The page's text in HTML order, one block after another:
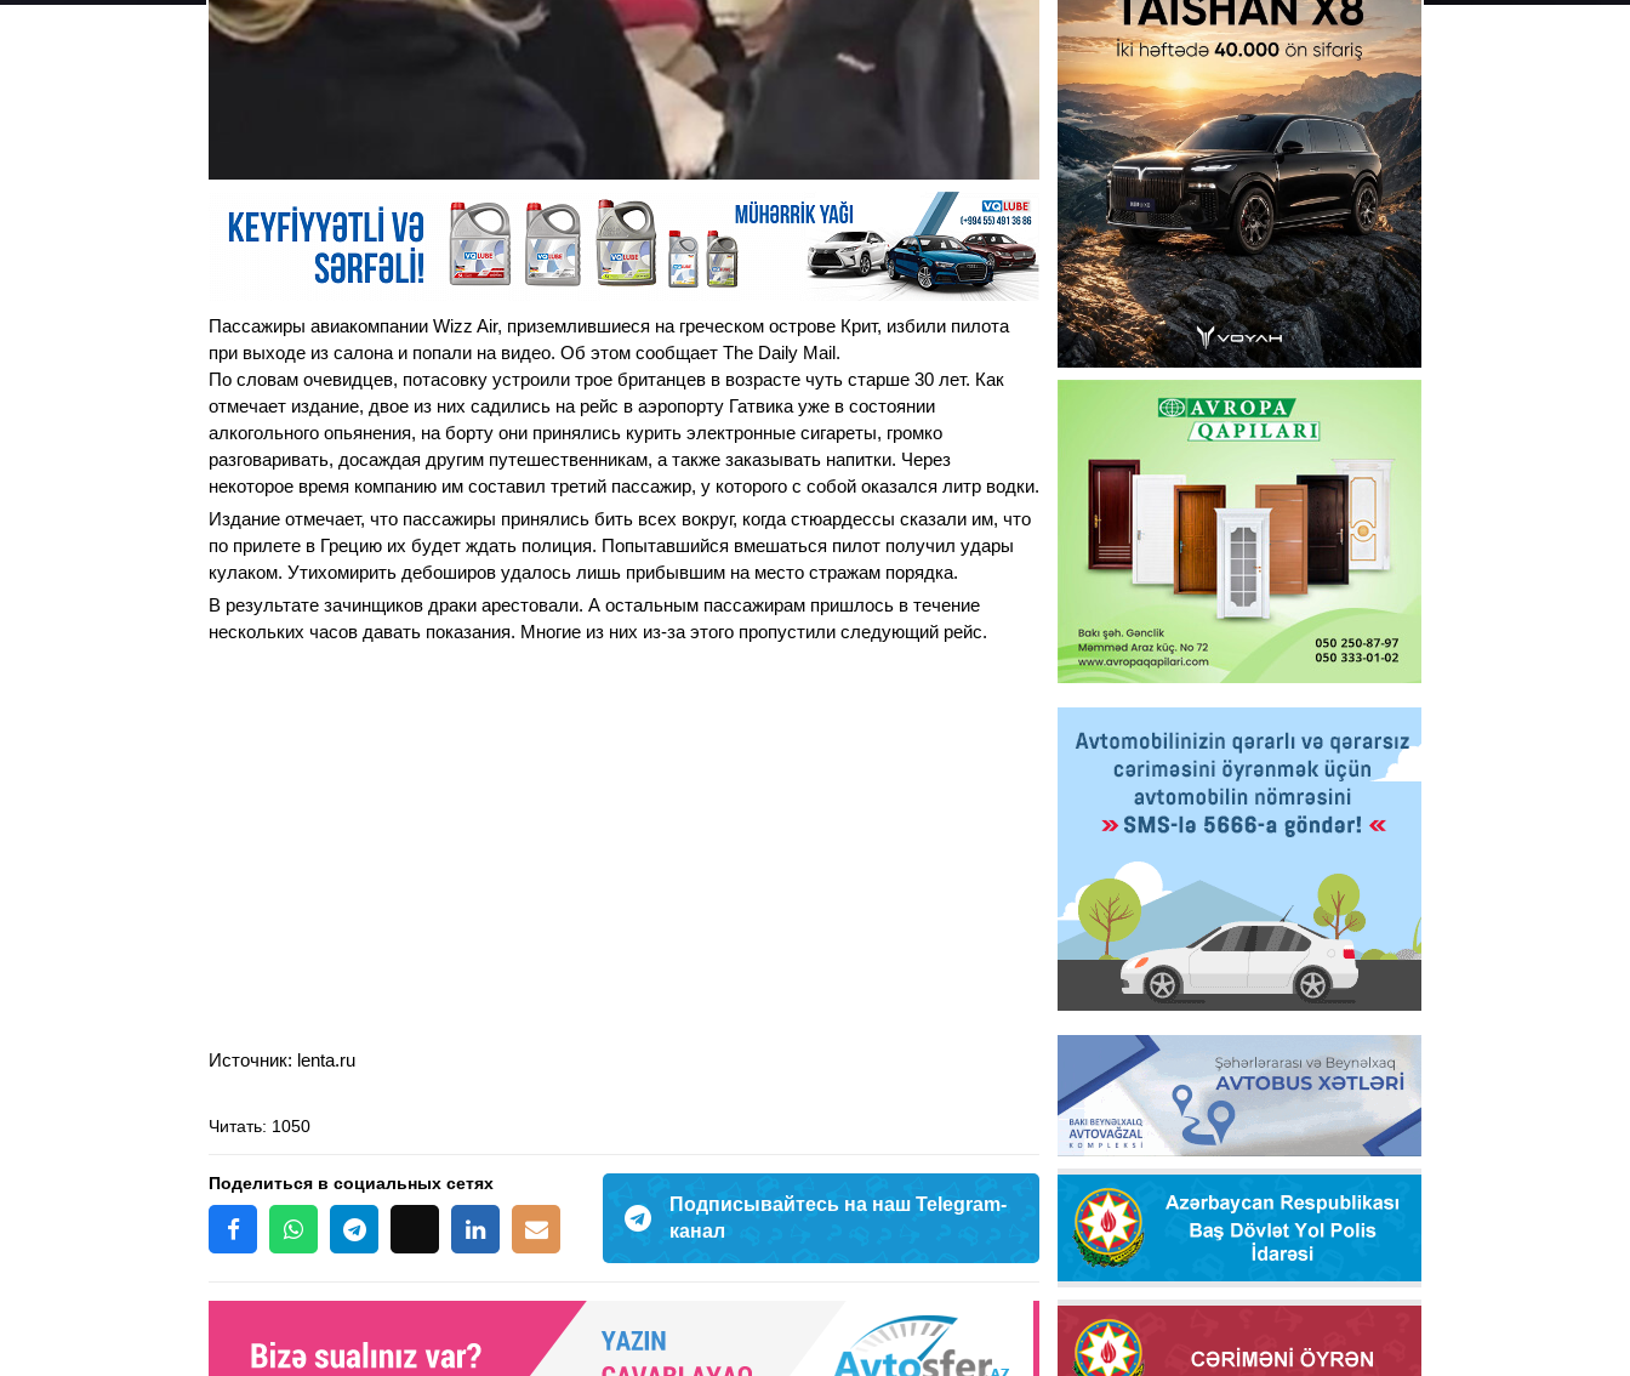
Пассажиры авиакомпании Wizz Air, приземлившиеся на греческом острове Крит, избили пилота
при выходе из салона и попали на видео. Об этом сообщает The Daily Mail.
По словам очевидцев, потасовку устроили трое британцев в возрасте чуть старше 30 лет. Как
отмечает издание, двое из них садились на рейс в аэропорту Гатвика уже в состоянии
алкогольного опьянения, на борту они принялись курить электронные сигареты, громко
разговаривать, досаждая другим путешественникам, а также заказывать напитки. Через
некоторое время компанию им составил третий пассажир, у которого с собой оказался литр водки.
Издание отмечает, что пассажиры принялись бить всех вокруг, когда стюардессы сказали им, что
по прилете в Грецию их будет ждать полиция. Попытавшийся вмешаться пилот получил удары
кулаком. Утихомирить дебоширов удалось лишь прибывшим на место стражам порядка.
В результате зачинщиков драки арестовали. А остальным пассажирам пришлось в течение
нескольких часов давать показания. Многие из них из-за этого пропустили следующий рейс.
Источник: lenta.ru
Читать: 1050
Поделиться в социальных сетях
Подписывайтесь на наш Telegram-
канал